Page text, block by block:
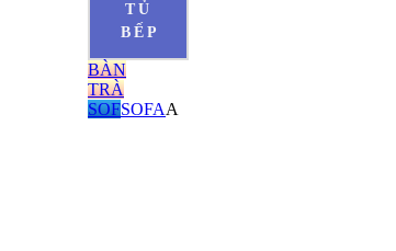
TỦ
BẾP
BÀN
TRÀ
SOFSOFAA